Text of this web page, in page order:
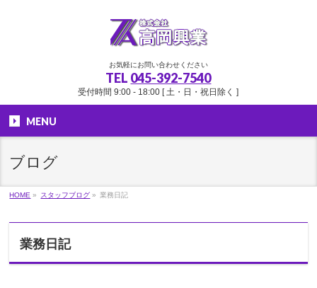
お気軽にお問い合わせください
TEL 045-392-7540
受付時間 9:00 - 18:00 [ 土・日・祝日除く ]
MENU
ブログ
HOME » スタッフブログ » 業務日記
業務日記